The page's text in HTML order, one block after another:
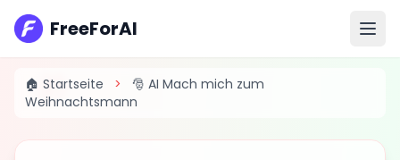
🎁
FreeForAI
🏠 Startseite >
🎅 AI Mach mich zum
Weihnachtsmann